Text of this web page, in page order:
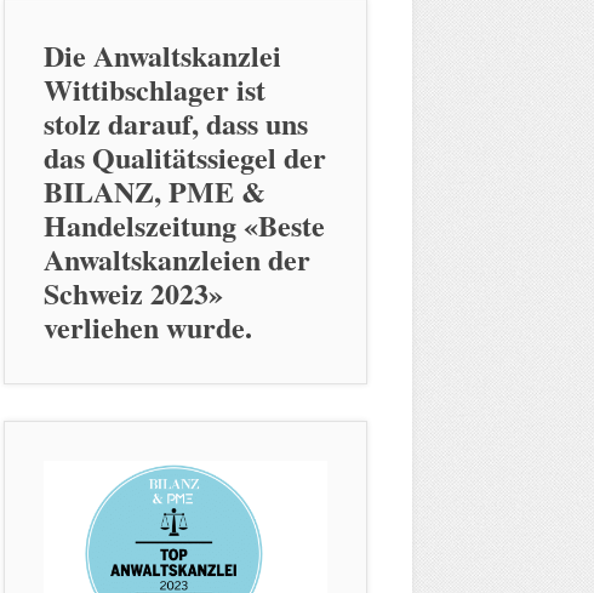
Die Anwaltskanzlei
Wittibschlager ist
stolz darauf, dass uns
das Qualitätssiegel der
BILANZ, PME &
Handelszeitung «Beste
Anwaltskanzleien der
Schweiz 2023»
verliehen wurde.